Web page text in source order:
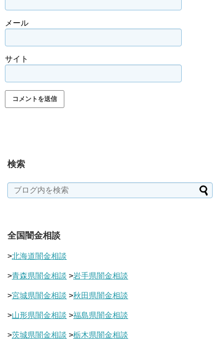
メール
サイト
検索
全国闇金相談
>北海道闇金相談
>青森県闇金相談 >岩手県闇金相談
>宮城県闇金相談 >秋田県闇金相談
>山形県闇金相談 >福島県闇金相談
>茨城県闇金相談 >栃木県闇金相談